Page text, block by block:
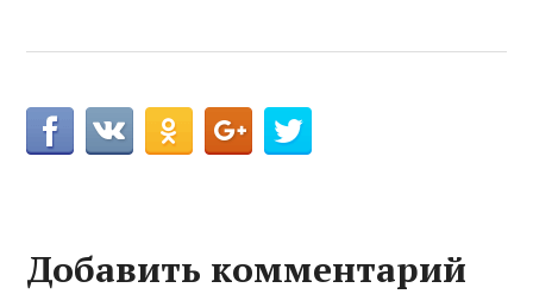
Добавить комментарий